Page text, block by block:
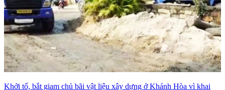
Khởi tố, bắt giam chủ bãi vật liệu xây dựng ở Khánh Hòa vì khai